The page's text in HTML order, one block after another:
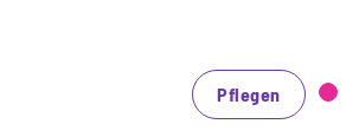
Pflegen